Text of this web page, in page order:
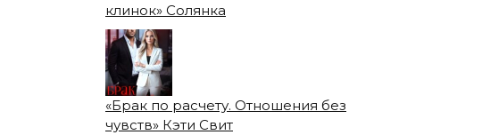
клинок» Солянка
«Брак по расчету. Отношения без
чувств» Кэти Свит